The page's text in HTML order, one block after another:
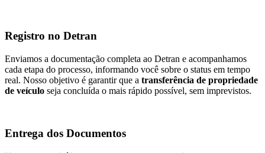
Registro no Detran
Enviamos a documentação completa ao Detran e acompanhamos
cada etapa do processo, informando você sobre o status em tempo
real. Nosso objetivo é garantir que a transferência de propriedade
de veículo seja concluída o mais rápido possível, sem imprevistos.
Entrega dos Documentos